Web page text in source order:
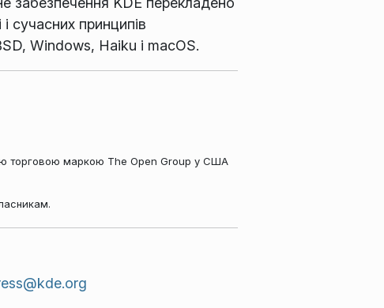
сучасних принципів
Windows, Haiku і macOS.
торговою маркою The Open Group у США